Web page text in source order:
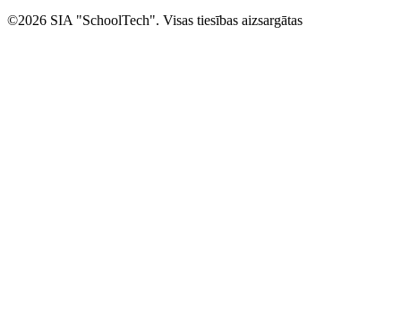
©2026 SIA "SchoolTech". Visas tiesības aizsargātas